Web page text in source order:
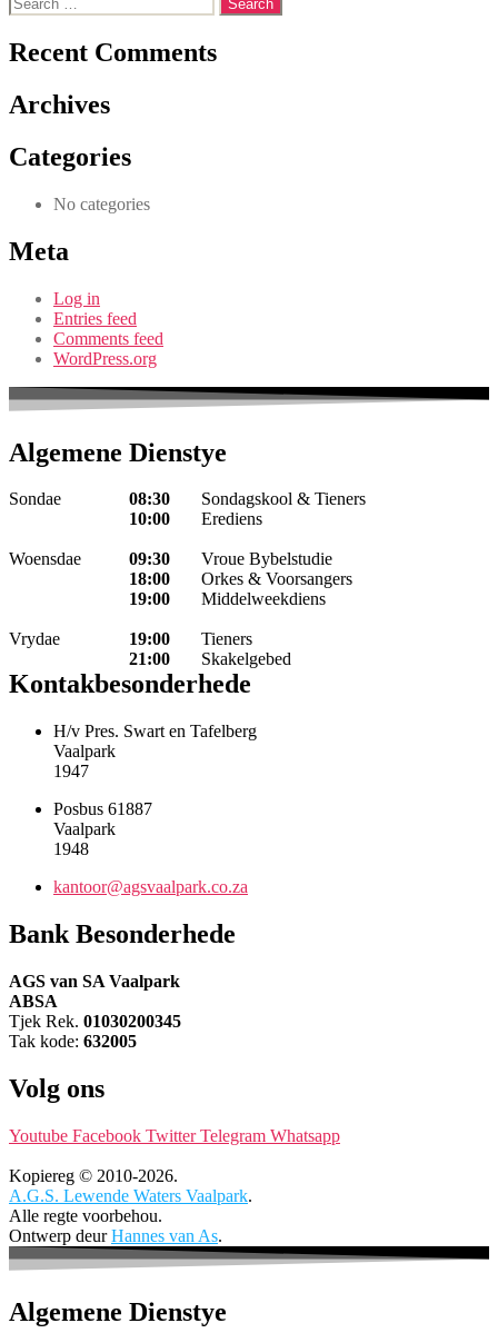
for:
Recent Comments
Archives
Categories
No categories
Meta
Log in
Entries feed
Comments feed
WordPress.org
Algemene Dienstye
Sondae
Woensdae
Vrydae
08:30
10:00
09:30
18:00
19:00
19:00
21:00
Sondagskool & Tieners
Erediens
Vroue Bybelstudie
Orkes & Voorsangers
Middelweekdiens
Tieners
Skakelgebed
Kontakbesonderhede
H/v Pres. Swart en Tafelberg
Vaalpark
1947
Posbus 61887
Vaalpark
1948
kantoor@agsvaalpark.co.za
Bank Besonderhede
AGS van SA Vaalpark
ABSA
Tjek Rek. 01030200345
Tak kode: 632005
Volg ons
Youtube Facebook Twitter Telegram Whatsapp
Kopiereg © 2010-2026.
A.G.S. Lewende Waters Vaalpark.
Alle regte voorbehou.
Ontwerp deurHannes van As.
Algemene Dienstye